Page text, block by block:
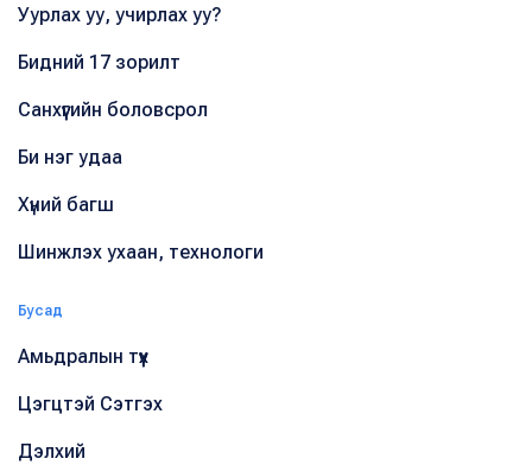
Уурлах уу, учирлах уу?
Бидний 17 зорилт
Санхүүгийн боловсрол
Би нэг удаа
Хүний багш
Шинжлэх ухаан, технологи
Бусад
Амьдралын түүх
Цэгцтэй Сэтгэх
Дэлхий